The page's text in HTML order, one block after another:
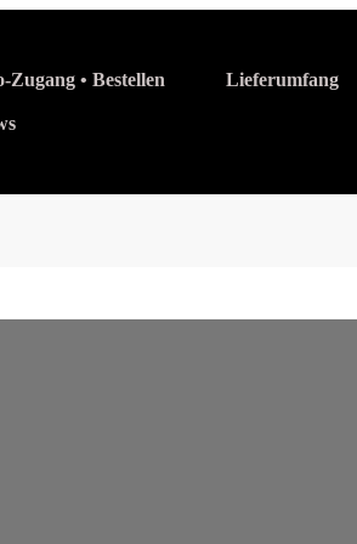
Zugang • Bestellen Lieferumfang